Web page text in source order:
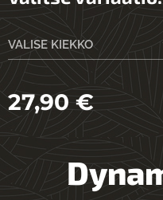
VALISE KIEKKO
27,90€